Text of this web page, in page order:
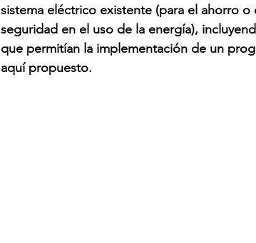
sistema eléctrico existente (para el ahorro
seguridad en el uso de la energía),
que permitían la implementación de un
aquí propuesto.